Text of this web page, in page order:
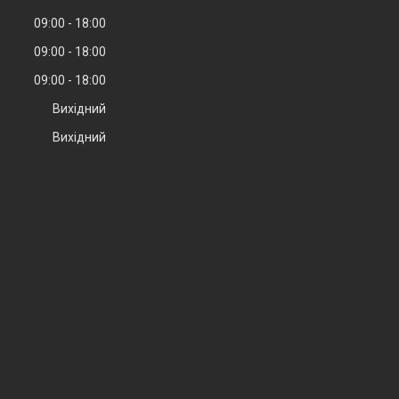
09:00
18:00
09:00
18:00
09:00
18:00
Вихідний
Вихідний